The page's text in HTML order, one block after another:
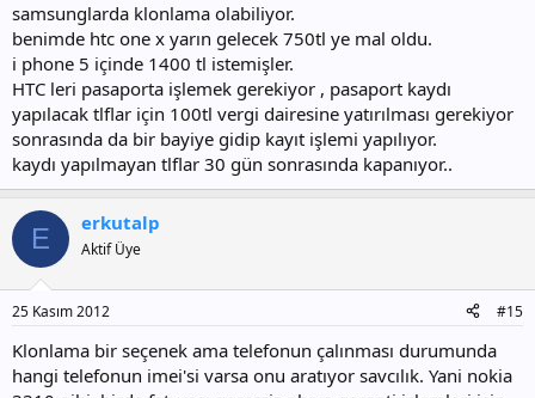
samsunglarda klonlama olabiliyor.
benimde htc one x yarın gelecek 750tl ye mal oldu.
i phone 5 içinde 1400 tl istemişler.
HTC leri pasaporta işlemek gerekiyor , pasaport kaydı
yapılacak tlflar için 100tl vergi dairesine yatırılması gerekiyor
sonrasında da bir bayiye gidip kayıt işlemi yapılıyor.
kaydı yapılmayan tlflar 30 gün sonrasında kapanıyor..
E erkutalp
Aktif Üye
25 Kasım 2012 #15
Klonlama bir seçenek ama telefonun çalınması durumunda
hangi telefonun imei'si varsa onu aratıyor savcılık. Yani nokia